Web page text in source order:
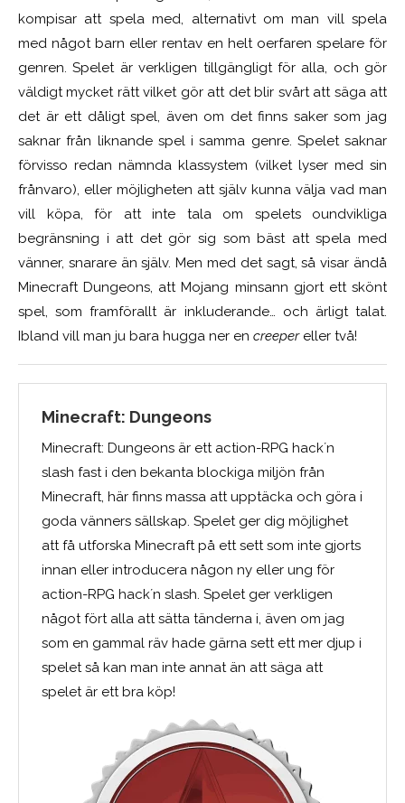
kompisar att spela med, alternativt om man vill spela
med något barn eller rentav en helt oerfaren spelare för
genren. Spelet är verkligen tillgängligt för alla, och gör
väldigt mycket rätt vilket gör att det blir svårt att säga att
det är ett dåligt spel, även om det finns saker som jag
saknar från liknande spel i samma genre. Spelet saknar
förvisso redan nämnda klassystem (vilket lyser med sin
frånvaro), eller möjligheten att själv kunna välja vad man
vill köpa, för att inte tala om spelets oundvikliga
begränsning i att det gör sig som bäst att spela med
vänner, snarare än själv. Men med det sagt, så visar ändå
Minecraft Dungeons, att Mojang minsann gjort ett skönt
spel, som framförallt är inkluderande… och ärligt talat.
Ibland vill man ju bara hugga ner en creepereller två!
Minecraft: Dungeons
Minecraft: Dungeons är ett action-RPG hack´n
slash fast i den bekanta blockiga miljön från
Minecraft, här finns massa att upptäcka och göra i
goda vänners sällskap. Spelet ger dig möjlighet
att få utforska Minecraft på ett sett som inte gjorts
innan eller introducera någon ny eller ung för
action-RPG hack´n slash. Spelet ger verkligen
något fört alla att sätta tänderna i, även om jag
som en gammal räv hade gärna sett ett mer djup i
spelet så kan man inte annat än att säga att
spelet är ett bra köp!